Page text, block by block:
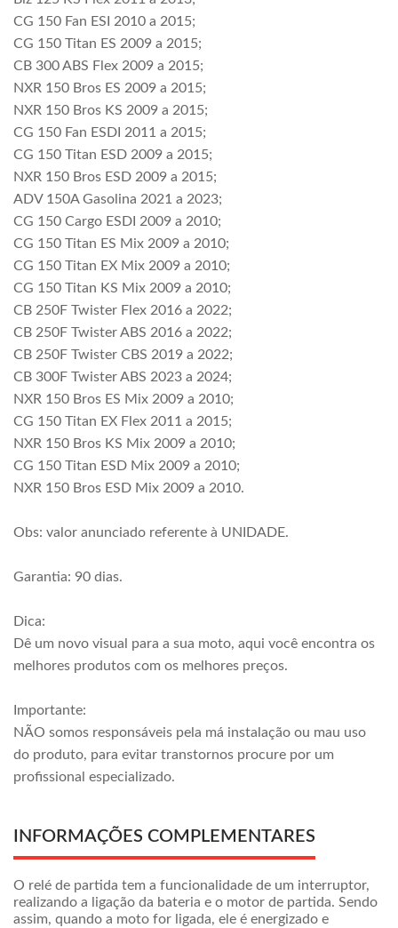
CG 150 Fan ESI 2010 a 2015;
CG 150 Titan ES 2009 a 2015;
CB 300 ABS Flex 2009 a 2015;
NXR 150 Bros ES 2009 a 2015;
NXR 150 Bros KS 2009 a 2015;
CG 150 Fan ESDI 2011 a 2015;
CG 150 Titan ESD 2009 a 2015;
NXR 150 Bros ESD 2009 a 2015;
ADV 150A Gasolina 2021 a 2023;
CG 150 Cargo ESDI 2009 a 2010;
CG 150 Titan ES Mix 2009 a 2010;
CG 150 Titan EX Mix 2009 a 2010;
CG 150 Titan KS Mix 2009 a 2010;
CB 250F Twister Flex 2016 a 2022;
CB 250F Twister ABS 2016 a 2022;
CB 250F Twister CBS 2019 a 2022;
CB 300F Twister ABS 2023 a 2024;
NXR 150 Bros ES Mix 2009 a 2010;
CG 150 Titan EX Flex 2011 a 2015;
NXR 150 Bros KS Mix 2009 a 2010;
CG 150 Titan ESD Mix 2009 a 2010;
NXR 150 Bros ESD Mix 2009 a 2010.
Obs: valor anunciado referente à UNIDADE.
Garantia: 90 dias.
Dica:
Dê um novo visual para a sua moto, aqui você encontra os
melhores produtos com os melhores preços.
Importante:
NÃO somos responsáveis pela má instalação ou mau uso
do produto, para evitar transtornos procure por um
profissional especializado.
INFORMAÇÕES COMPLEMENTARES
O relé de partida tem a funcionalidade de um interruptor,
realizando a ligação da bateria e o motor de partida. Sendo
assim, quando a moto for ligada, ele é energizado e